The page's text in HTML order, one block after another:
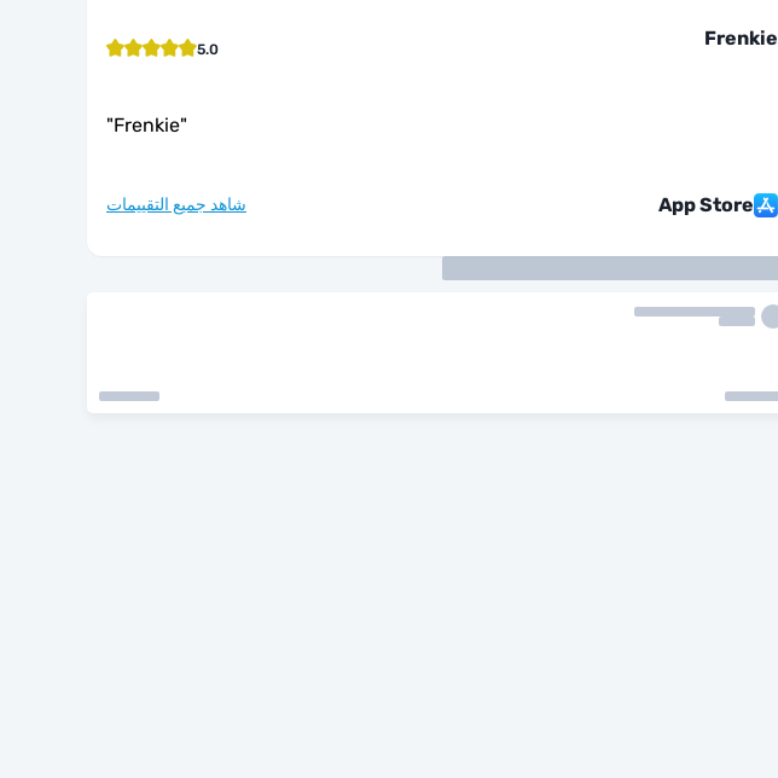
Frenkie
5.0
"Frenkie"
App Store شاهد جميع التقييمات